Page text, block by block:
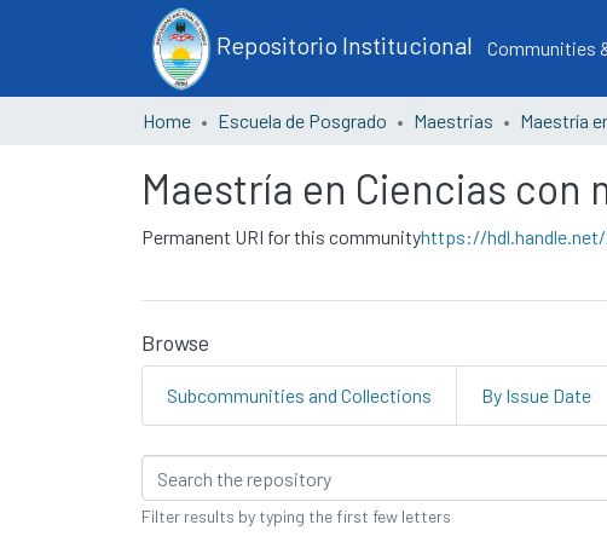
Repositorio Institucional Communities
Home Escuela de Posgrado Maestrias
Maestría en Ciencias con
Permanent URI for this communityhttps://hdl.handle.net/
Browse
Subcommunities and Collections By Issue Date
Browsing Maestría en
Filter results by typing the first few letters